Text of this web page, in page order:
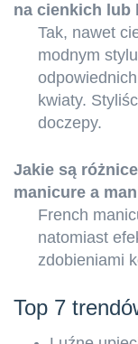
na cienkich lub
Tak, nawet
modnym
kwiaty.
doczepy.
Jakie są
manicure a
French
natomiast
zdobieniami
Top 7